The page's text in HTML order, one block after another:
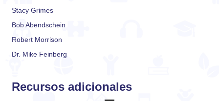
Stacy Grimes
Bob Abendschein
Robert Morrison
Dr. Mike Feinberg
Recursos adicionales